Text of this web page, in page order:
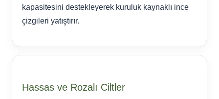
kapasitesini destekleyerek kuruluk kaynaklı ince
çizgileri yatıştırır.
Hassas ve Rozalı Ciltler